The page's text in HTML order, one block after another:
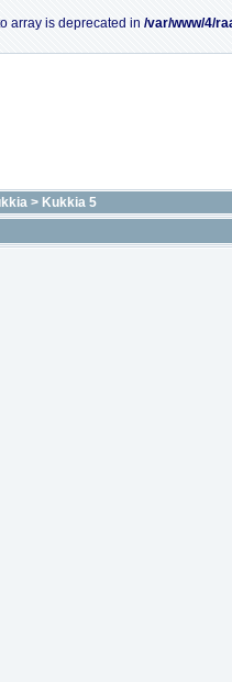
array is deprecated in /var/www/4/
> Kukkia 5